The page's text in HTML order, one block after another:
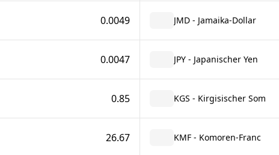
0.0049 JMD - Jamaika-Dollar
0.0047 JPY - Japanischer Yen
0.85 KGS - Kirgisischer Som
26.67 KMF - Komoren-Franc